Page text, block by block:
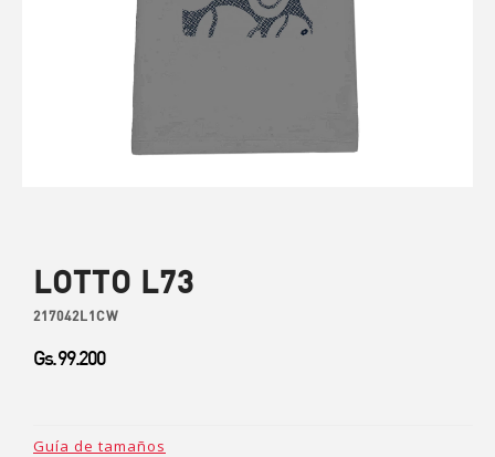
LOTTO L73
217042L1CW
Gs. 99.200
Guía de tamaños